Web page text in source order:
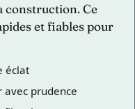
construction. Ce
et fiables pour
éclat
avec prudence